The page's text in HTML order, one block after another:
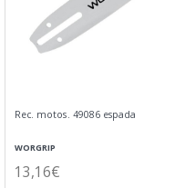
Rec. motos. 49086 espada
WORGRIP
13,16€